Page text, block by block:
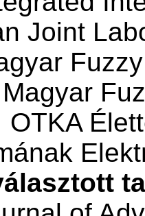
Joint
Magyar
OTKA